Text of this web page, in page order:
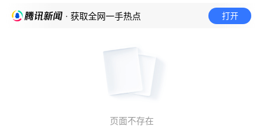
· 获取全网一手热点 打开
页面不存在